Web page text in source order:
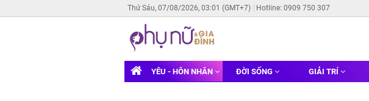
Thứ Sáu, 07/08/2026, 03:01 (GMT+7) Hotline: 0909 750 307
YÊU - HÔN NHÂN ĐỜI SỐNG GIẢI TRÍ